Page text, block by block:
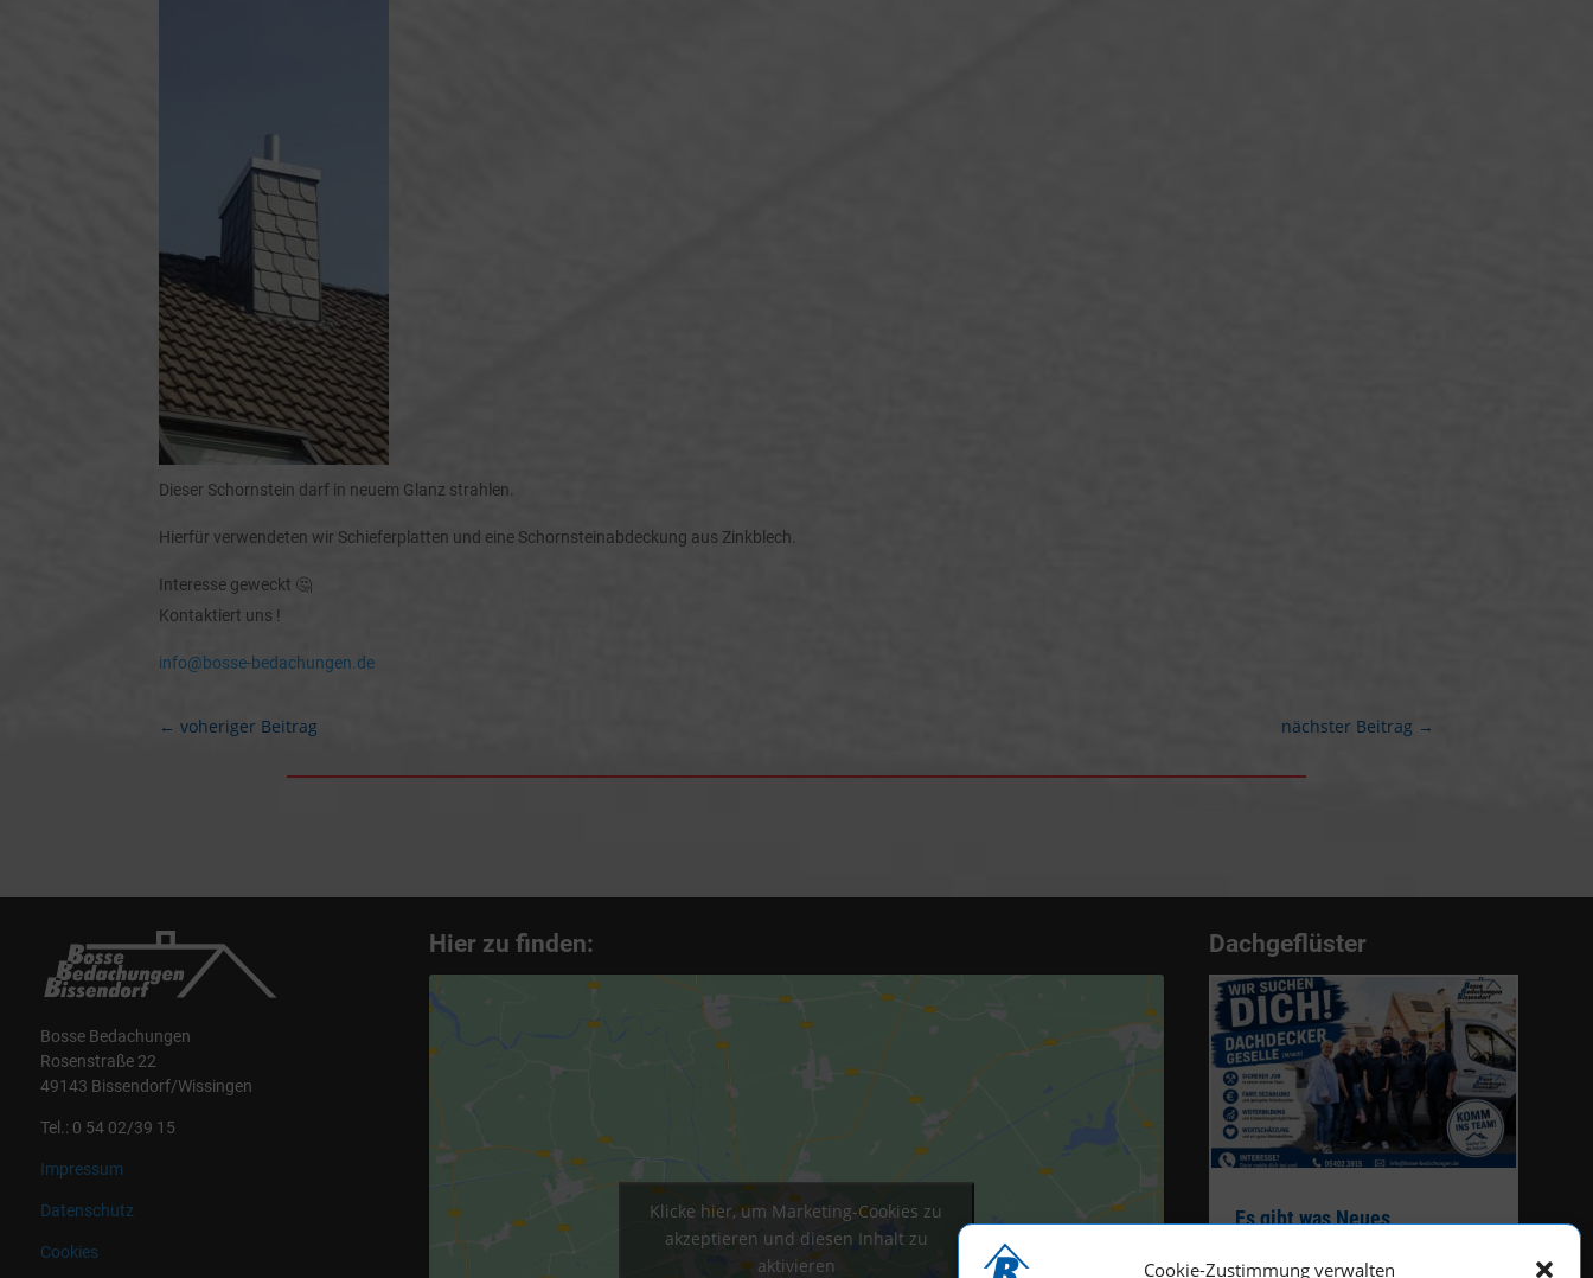
Cookie-Zustimmung verwalten
Dieser Schornstein darf in neuem Glanz strahlen.
Hierfür verwendeten wir Schieferplatten und eine Schornsteinabdeckung aus Zinkblech.
Interesse geweckt 🤔
Kontaktiert uns !
info@bosse-bedachungen.de
←voheriger Beitrag nächster Beitrag →
Bosse Bedachungen
Rosenstraße 22
49143 Bissendorf/Wissingen
Tel.: 0 54 02/39 15
Impressum
Datenschutz
Cookies
Hier zu finden:
Klicke hier, um Marketing-Cookies zu
akzeptieren und diesen Inhalt zu
aktivieren
Dachgeflüster
Es gibt was Neues